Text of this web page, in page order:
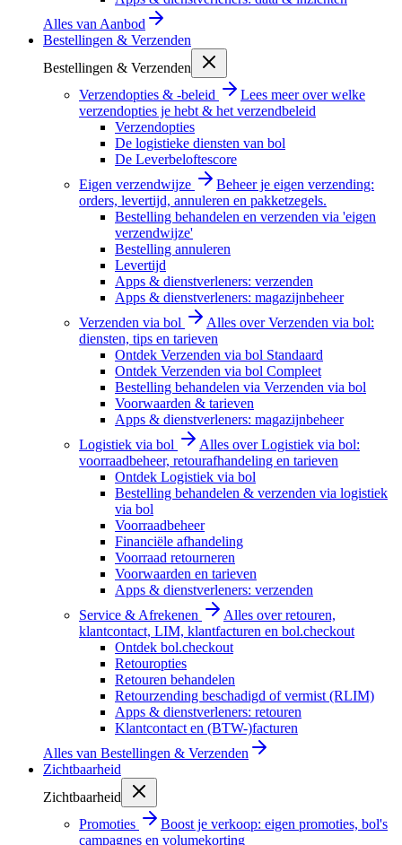
Alles van Aanbod
Bestellingen & Verzenden
Bestellingen & Verzenden
Verzendopties & -beleid
Lees meer over welke
verzendopties je hebt & het verzendbeleid
Verzendopties
De logistieke diensten van bol
De Leverbeloftescore
Eigen verzendwijze
Beheer je eigen verzending:
orders, levertijd, annuleren en pakketzegels.
Bestelling behandelen en verzenden via 'eigen
verzendwijze'
Bestelling annuleren
Levertijd
Apps & dienstverleners: verzenden
Apps & dienstverleners: magazijnbeheer
Verzenden via bol
Alles over Verzenden via bol:
diensten, tips en tarieven
Ontdek Verzenden via bol Standaard
Ontdek Verzenden via bol Compleet
Bestelling behandelen via Verzenden via bol
Voorwaarden & tarieven
Apps & dienstverleners: magazijnbeheer
Logistiek via bol
Alles over Logistiek via bol:
voorraadbeheer, retourafhandeling en tarieven
Ontdek Logistiek via bol
Bestelling behandelen & verzenden via logistiek
via bol
Voorraadbeheer
Financiële afhandeling
Voorraad retourneren
Voorwaarden en tarieven
Apps & dienstverleners: verzenden
Service & Afrekenen
Alles over retouren,
klantcontact, LIM, klantfacturen en bol.checkout
Ontdek bol.checkout
Retouropties
Retouren behandelen
Retourzending beschadigd of vermist (RLIM)
Apps & dienstverleners: retouren
Klantcontact en (BTW-)facturen
Alles van Bestellingen & Verzenden
Zichtbaarheid
Zichtbaarheid
Promoties
Boost je verkoop: eigen promoties, bol's
campagnes en volumekorting